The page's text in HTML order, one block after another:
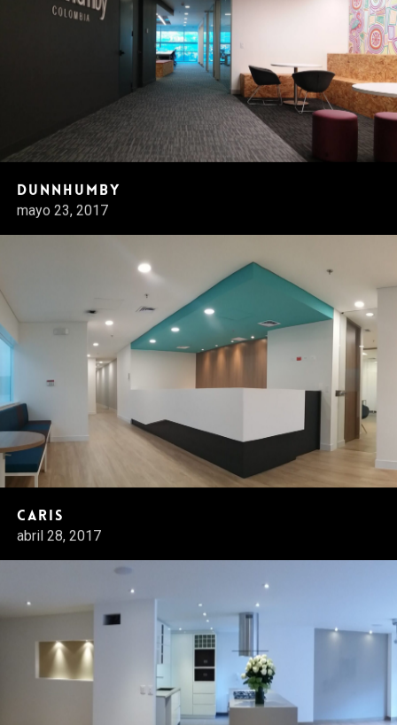
Dunnhumby
mayo 23, 2017
Caris
abril 28, 2017